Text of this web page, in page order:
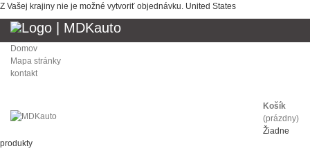
Z Vašej krajiny nie je možné vytvoriť objednávku. United States
Domov
Mapa stránky
kontakt
Košík
(prázdny)
Žiadne
produkty